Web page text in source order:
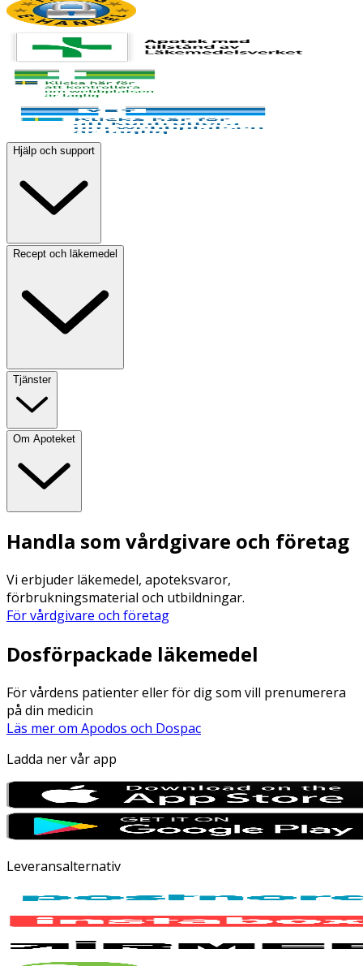
Hjälp och support
Recept och läkemedel
Tjänster
Om Apoteket
Handla som vårdgivare och företag
Vi erbjuder läkemedel, apoteksvaror,
förbrukningsmaterial och utbildningar.
För vårdgivare och företag
Dosförpackade läkemedel
För vårdens patienter eller för dig som vill prenumerera
på din medicin
Läs mer om Apodos och Dospac
Ladda ner vår app
Leveransalternativ